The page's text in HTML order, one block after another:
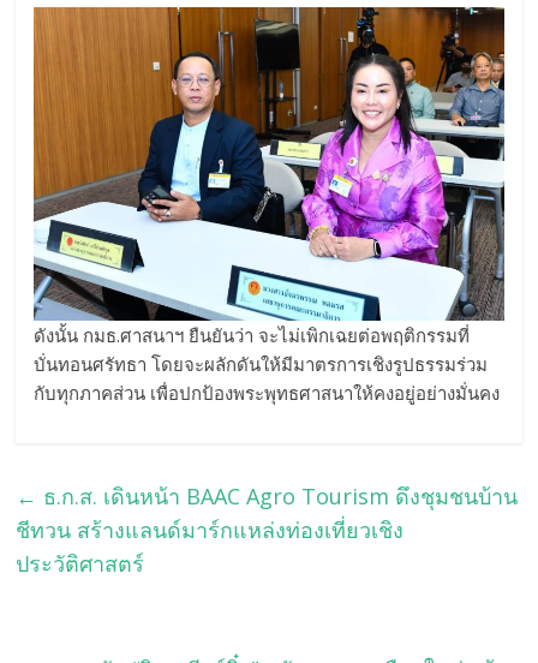
ดังนั้น กมธ.ศาสนาฯ ยืนยันว่า จะไม่เพิกเฉยต่อพฤติกรรมที่
บั่นทอนศรัทธา โดยจะผลักดันให้มีมาตรการเชิงรูปธรรมร่วม
กับทุกภาคส่วน เพื่อปกป้องพระพุทธศาสนาให้คงอยู่อย่างมั่นคง
← ธ.ก.ส. เดินหน้า BAAC Agro Tourism ดึงชุมชนบ้าน
ชีทวน สร้างแลนด์มาร์กแหล่งท่องเที่ยวเชิง
ประวัติศาสตร์